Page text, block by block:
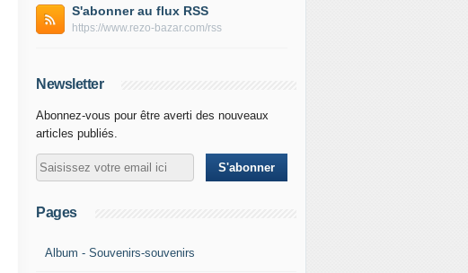
S'abonner au flux RSS
https://www.rezo-bazar.com/rss
Newsletter
Abonnez-vous pour être averti des nouveaux
articles publiés.
Pages
Album - Souvenirs-souvenirs